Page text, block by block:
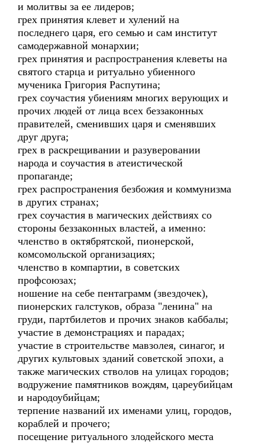
и молитвы за ее лидеров;
грех принятия клевет и хулений на
последнего царя, его семью и сам институт
самодержавной монархии;
грех принятия и распространения клеветы на
святого старца и ритуально убиенного
мученика Григория Распутина;
грех соучастия убиениям многих верующих и
прочих людей от лица всех беззаконных
правителей, сменивших царя и сменявших
друг друга;
грех в раскрещивании и разуверовании
народа и соучастия в атеистической
пропаганде;
грех распространения безбожия и коммунизма
в других странах;
грех соучастия в магических действиях со
стороны беззаконных властей, а именно:
членство в октябрятской, пионерской,
комсомольской организациях;
членство в компартии, в советских
профсоюзах;
ношение на себе пентаграмм (звездочек),
пионерских галстуков, образа "ленина" на
груди, партбилетов и прочих знаков каббалы;
участие в демонстрациях и парадах;
участие в строительстве мавзолея, синагог, и
других культовых зданий советской эпохи, а
также магических стволов на улицах городов;
водружение памятников вождям, цареубийцам
и народоубийцам;
терпение названий их именами улиц, городов,
кораблей и прочего;
посещение ритуального злодейского места